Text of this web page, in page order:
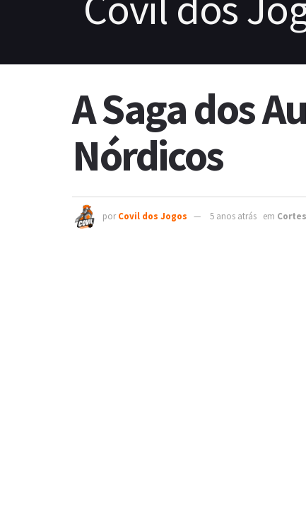
A Saga dos
Nórdicos
por Covil dos Jogos 5 anos atrás em